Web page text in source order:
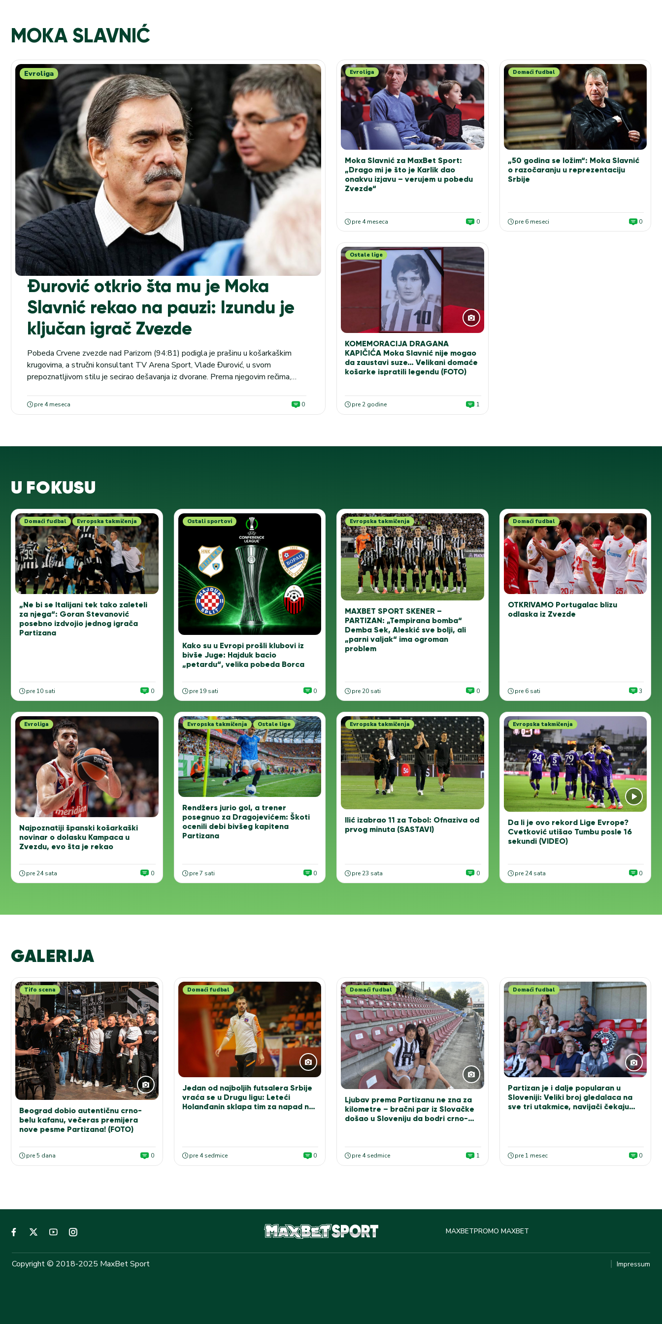
MOKA SLAVNIĆ
Evroliga
Đurović otkrio šta mu je Moka
Slavnić rekao na pauzi: Izundu je
ključan igrač Zvezde
Pobeda Crvene zvezde nad Parizom (94:81) podigla je prašinu u košarkaškim
krugovima, a stručni konsultant TV Arena Sport, Vlade Đurović, u svom
prepoznatljivom stilu je secirao dešavanja iz dvorane. Prema njegovim rečima,
je otkrio zanimljiv detalj sa poluvremena, kada mu je...
pre 4 meseca 0
Evroliga
Moka Slavnić za MaxBet Sport:
„Drago mi je što je Karlik dao
onakvu izjavu – verujem u pobedu
Zvezde“
pre 4 meseca 0
Domaći fudbal
„50 godina se ložim“: Moka Slavnić
o razočaranju u reprezentaciju
Srbije
pre 6 meseci 0
Ostale lige
KOMEMORACIJA DRAGANA
KAPIČIĆA Moka Slavnić nije mogao
da zaustavi suze… Velikani domaće
košarke ispratili legendu (FOTO)
pre 2 godine 1
U FOKUSU
Domaći fudbal Evropska takmičenja
„Ne bi se Italijani tek tako zaleteli
za njega“: Goran Stevanović
posebno izdvojio jednog igrača
Partizana
pre 10 sati 0
Ostali sportovi
Kako su u Evropi prošli klubovi iz
bivše Juge: Hajduk bacio
„petardu“, velika pobeda Borca
pre 19 sati 0
Evropska takmičenja
MAXBET SPORT SKENER –
PARTIZAN: „Tempirana bomba“
Demba Sek, Aleskić sve bolji, ali
„parni valjak“ ima ogroman
problem
pre 20 sati 0
Domaći fudbal
OTKRIVAMO Portugalac blizu
odlaska iz Zvezde
pre 6 sati 3
Evroliga
Najpoznatiji španski košarkaški
novinar o dolasku Kampaca u
Zvezdu, evo šta je rekao
pre 24 sata 0
Evropska takmičenja Ostale lige
Rendžers jurio gol, a trener
posegnuo za Dragojevićem: Škoti
ocenili debi bivšeg kapitena
Partizana
pre 7 sati 0
Evropska takmičenja
Ilić izabrao 11 za Tobol: Ofnaziva od
prvog minuta (SASTAVI)
pre 23 sata 0
Evropska takmičenja
Da li je ovo rekord Lige Evrope?
Cvetković utišao Tumbu posle 16
sekundi (VIDEO)
pre 24 sata 0
GALERIJA
Tifo scena
Beograd dobio autentičnu crno-
belu kafanu, večeras premijera
nove pesme Partizana! (FOTO)
pre 5 dana 0
Domaći fudbal
Jedan od najboljih futsalera Srbije
vraća se u Drugu ligu: Leteći
Holanđanin sklapa tim za napad na
pre 4 sedmice 0
Domaći fudbal
Ljubav prema Partizanu ne zna za
kilometre – bračni par iz Slovačke
došao u Sloveniju da bodri crno-
pre 4 sedmice 1
Domaći fudbal
Partizan je i dalje popularan u
Sloveniji: Veliki broj gledalaca na
sve tri utakmice, navijači čekaju
pre 1 mesec 0
MAXBETPROMO MAXBET
Copyright © 2018-2025 MaxBet Sport Impressum